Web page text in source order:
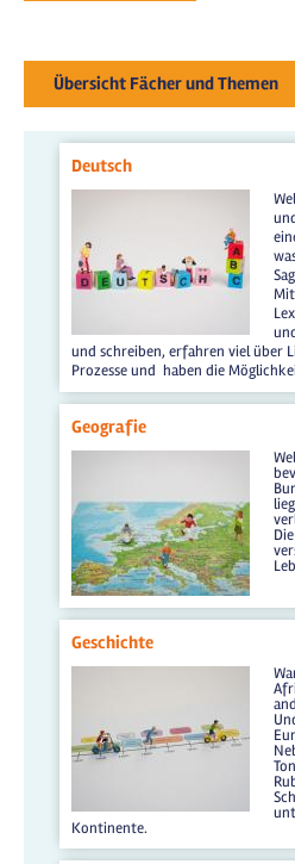
Übersicht Fächer und Themen
Deutsch
und schreiben, erfahren viel über
Prozesse und haben die
Geografie
Geschichte
Kontinente.